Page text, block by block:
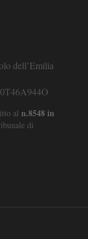
dell’Emilia
al n.8548 in
di